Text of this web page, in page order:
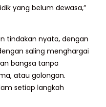
yang belum dewasa,”
tindakan nyata, dengan
saling menghargai
bangsa tanpa
atau golongan.
setiap langkah